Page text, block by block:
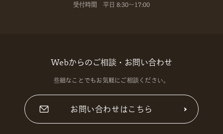
受付時間 平日 8:30～17:00
Webからのご相談・お問い合わせ
些細なことでもお気軽にご相談ください。
お問い合わせはこちら